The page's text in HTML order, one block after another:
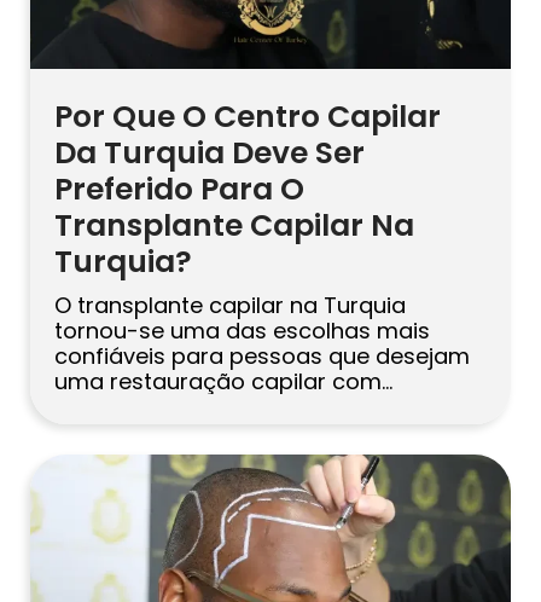
Por Que O Centro Capilar
Da Turquia Deve Ser
Preferido Para O
Transplante Capilar Na
Turquia?
O transplante capilar na Turquia
tornou-se uma das escolhas mais
confiáveis ​​para pessoas que desejam
uma restauração capilar com
planejada profissionalmente. Ao longo
dos anos, a Turquia construiu uma
forte reputação neste campo graças a
equipas médicas experientes, técnicas
modernas e viagens de tratamento
concebidas especialmente para
pacientes internacionais. Ainda assim,